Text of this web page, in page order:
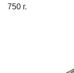
750 г.